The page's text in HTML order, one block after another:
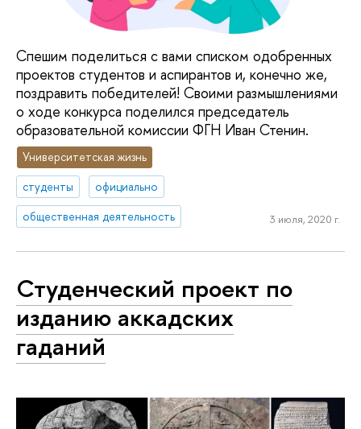
Спешим поделиться с вами списком одобренных
проектов студентов и аспирантов и, конечно же,
поздравить победителей! Своими размышлениями
о ходе конкурса поделился председатель
образовательной комиссии ФГН Иван Стенин.
Университетская жизнь
студенты
официально
общественная деятельность
3 июля, 2020 г.
Студенческий проект по
изданию аккадских
гаданий